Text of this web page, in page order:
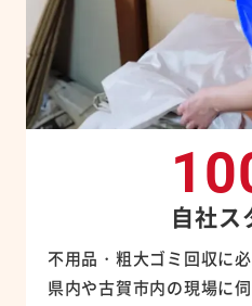
自社ス
不用品・粗大ゴミ回収に
県内や古賀市内の現場に